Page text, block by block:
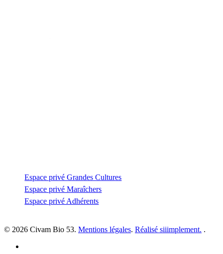
Espace privé Grandes Cultures
Espace privé Maraîchers
Espace privé Adhérents
© 2026 Civam Bio 53. Mentions légales. Réalisé siiimplement. .